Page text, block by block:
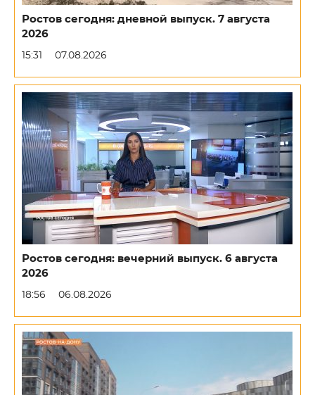
Ростов сегодня: дневной выпуск. 7 августа
2026
15:31 07.08.2026
Ростов сегодня: вечерний выпуск. 6 августа
2026
18:56 06.08.2026